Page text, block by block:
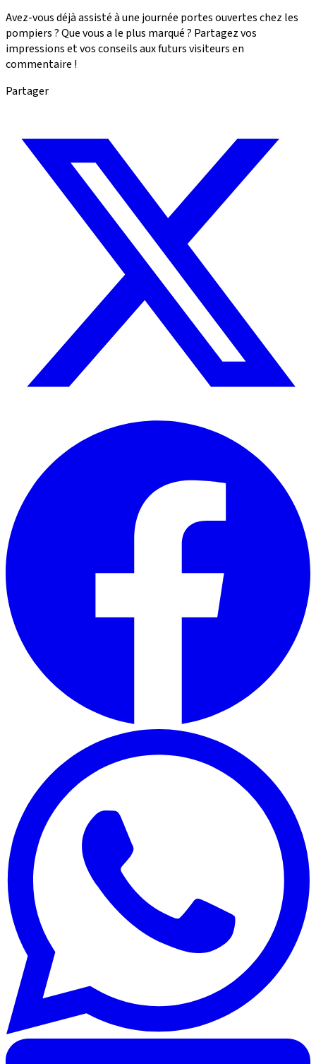
Avez-vous déjà assisté à une journée portes ouvertes chez les
pompiers ? Que vous a le plus marqué ? Partagez vos
impressions et vos conseils aux futurs visiteurs en
commentaire !
Partager